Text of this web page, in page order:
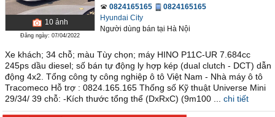
10ảnh
Đăng ngày: 07/04/2022
0824165165
0824165165
Hyundai City
Người dùng bán tại Hà Nội
Xe khách; 34 chỗ; màu Tùy chọn; máy HINO P11C-UR 7.684cc
245ps dầu diesel; số bán tự động ly hợp kép (dual clutch - DCT) dẫn
động 4x2. Tổng công ty công nghiệp ô tô Việt Nam - Nhà máy ô tô
Tracomeco Hỗ trợ : 0824.165.165 Thống số Kỹ thuật Universe Mini
29/34/ 39 chỗ: -Kích thước tổng thể (DxRxC) (9m100 ...
chi tiết